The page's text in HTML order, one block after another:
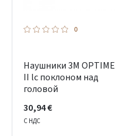
0
Наушники 3M OPTIME
II lс поклоном над
головой
30,94 €
С НДС